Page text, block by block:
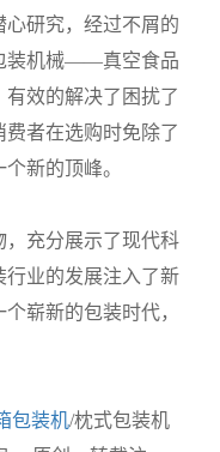
研究，经过不屑的
装机械——真空食品
有效的解决了困扰了
者在选购时免除了
新的顶峰。
充分展示了现代科
行业的发展注入了新
崭新的包装时代，
包装机/枕式包装机